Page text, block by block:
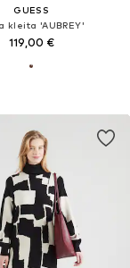
GUESS
kleita 'AUBREY'
119,00 €